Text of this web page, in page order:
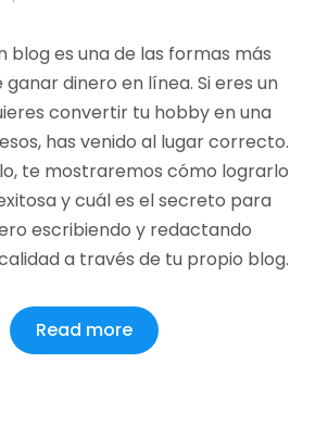
blog es una de las formas más
dinero en línea. Si eres un
convertir tu hobby en una
has venido al lugar correcto.
te mostraremos cómo lograrlo
y cuál es el secreto para
escribiendo y redactando
a través de tu propio blog.
Read more